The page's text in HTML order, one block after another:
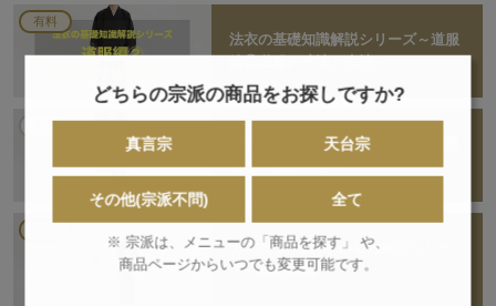
有料
法衣の基礎知識解説シリーズ～道服
編②道服の寸法と生地～
無料
法衣の基礎知識解説シリーズ～道服
編①・道服とは～
3分でわかるお衣の着方解説シリー
ズ～改良服編～
どちらの宗派の商品をお探しですか?
真言宗 天台宗
その他(宗派不問) 全て
※ 宗派は、メニューの「商品を探す」 や、
商品ページからいつでも変更可能です。